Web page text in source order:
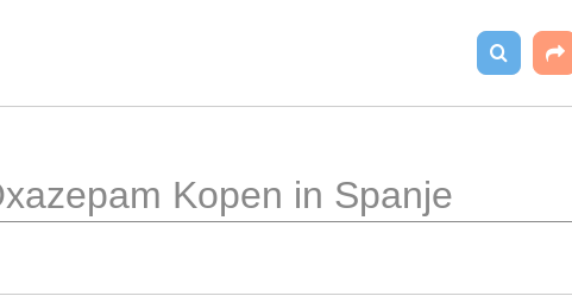
Kopen in Spanje